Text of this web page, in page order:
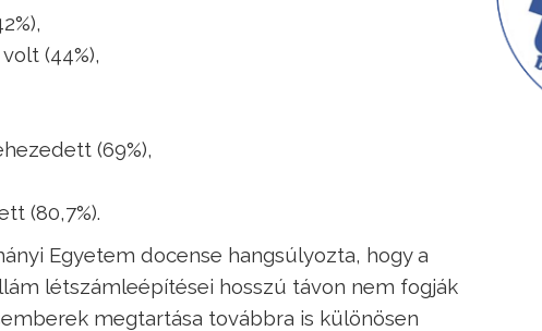
(44%),
(69%),
(80,7%).
Egyetem docense hangsúlyozta, hogy a
létszámleépítései hosszú távon nem fogják
megtartása továbbra is különösen